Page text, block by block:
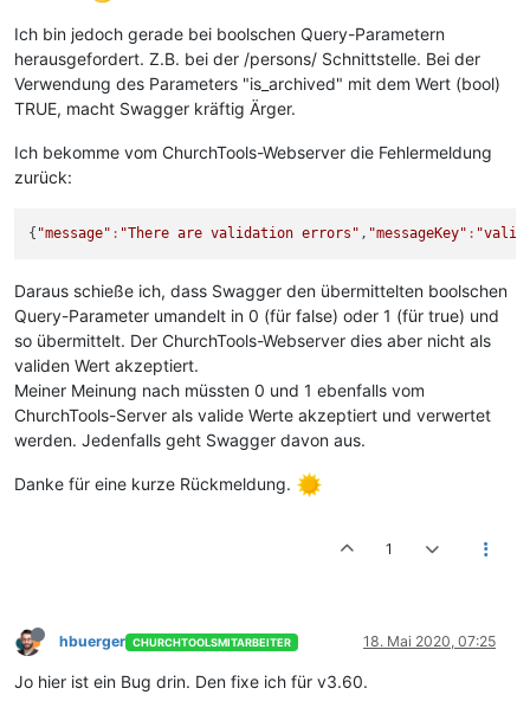
Ich bin jedoch gerade bei boolschen Query-Parametern
herausgefordert. Z.B. bei der /persons/ Schnittstelle. Bei der
Verwendung des Parameters "is_archived" mit dem Wert (bool)
TRUE, macht Swagger kräftig Ärger.
Ich bekomme vom ChurchTools-Webserver die Fehlermeldung
zurück:
{ "message" : "There are validation errors" , "messageKey" :
Daraus schieße ich, dass Swagger den übermittelten boolschen
Query-Parameter umandelt in 0 (für false) oder 1 (für true) und
so übermittelt. Der ChurchTools-Webserver dies aber nicht als
validen Wert akzeptiert.
Meiner Meinung nach müssten 0 und 1 ebenfalls vom
ChurchTools-Server als valide Werte akzeptiert und verwertet
werden. Jedenfalls geht Swagger davon aus.
Danke für eine kurze Rückmeldung.
1
hbuerger CHURCHTOOLSMITARBEITER 18. Mai 2020, 07:25
Jo hier ist ein Bug drin. Den fixe ich für v3.60.